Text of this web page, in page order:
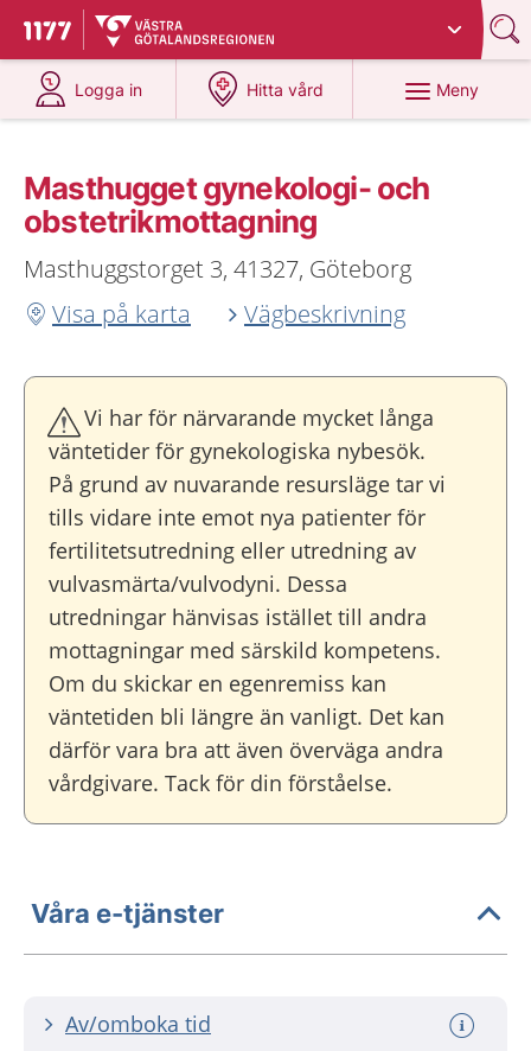
Till startsidan för 1177
Du har valt region
Logga in
på 1177.se
Hitta vård
på 1177.se
Meny
Masthugget gynekologi- och
obstetrikmottagning
Masthuggstorget 3, 41327, Göteborg
Visa på karta
Vägbeskrivning
Vi har för närvarande mycket långa
väntetider för gynekologiska nybesök.
På grund av nuvarande resursläge tar vi
tills vidare inte emot nya patienter för
fertilitetsutredning eller utredning av
vulvasmärta/vulvodyni. Dessa
utredningar hänvisas istället till andra
mottagningar med särskild kompetens.
Om du skickar en egenremiss kan
väntetiden bli längre än vanligt. Det kan
därför vara bra att även överväga andra
vårdgivare. Tack för din förståelse.
Våra e-tjänster
Av/omboka tid